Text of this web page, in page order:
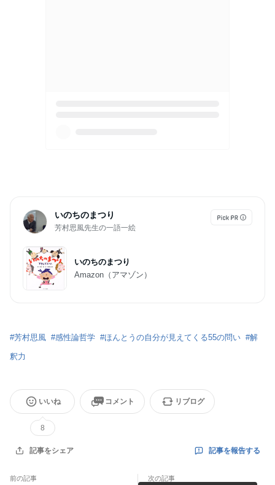
いのちのまつり
芳村思風先生の一語一絵
いのちのまつり
Amazon（アマゾン）
#芳村思風 #感性論哲学 #ほんとうの自分が見えてくる55の問い #解
釈力
いいね
8
コメント リブログ
記事をシェア 記事を報告する
前の記事 次の記事